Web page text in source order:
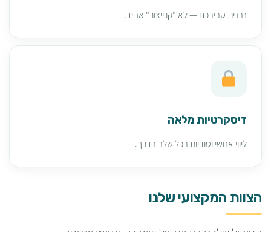
נבנית סביבכם — לא "קו ייצור" אחיד.
דיסקרטיות מלאה
ליווי אנושי וסודיות בכל שלב בדרך.
הצוות המקצועי שלנו